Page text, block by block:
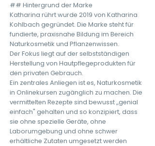
## Hintergrund der Marke
Katharina rührt wurde 2019 von Katharina
Kohlbach gegründet. Die Marke steht für
fundierte, praxisnahe Bildung im Bereich
Naturkosmetik und Pflanzenwissen.
Der Fokus liegt auf der selbstständigen
Herstellung von Hautpflegeprodukten für
den privaten Gebrauch.
Ein zentrales Anliegen ist es, Naturkosmetik
in Onlinekursen zugänglich zu machen. Die
vermittelten Rezepte sind bewusst „genial
einfach" gehalten und so konzipiert, dass
sie ohne spezielle Geräte, ohne
Laborumgebung und ohne schwer
erhältliche Zutaten umgesetzt werden